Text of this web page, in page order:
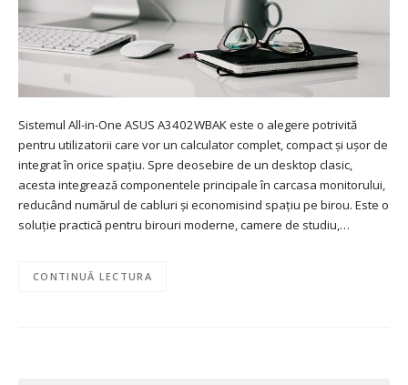
Sistemul All-in-One ASUS A3402WBAK este o alegere potrivită
pentru utilizatorii care vor un calculator complet, compact și ușor de
integrat în orice spațiu. Spre deosebire de un desktop clasic,
acesta integrează componentele principale în carcasa monitorului,
reducând numărul de cabluri și economisind spațiu pe birou. Este o
soluție practică pentru birouri moderne, camere de studiu,…
CONTINUĂ LECTURA